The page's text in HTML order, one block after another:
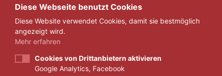
Diese Webseite benutzt Cookies
Diese Website verwendet Cookies, damit sie bestmöglich
angezeigt wird.
Mehr erfahren
Cookies von Drittanbietern aktivieren
Google Analytics, Facebook